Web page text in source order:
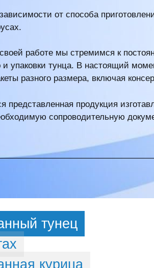
от способа
работе мы стремимся к
и упаковки тунца. В настоящий
разного размера, включая
представленная продукция
сопроводительную
тунец
курица